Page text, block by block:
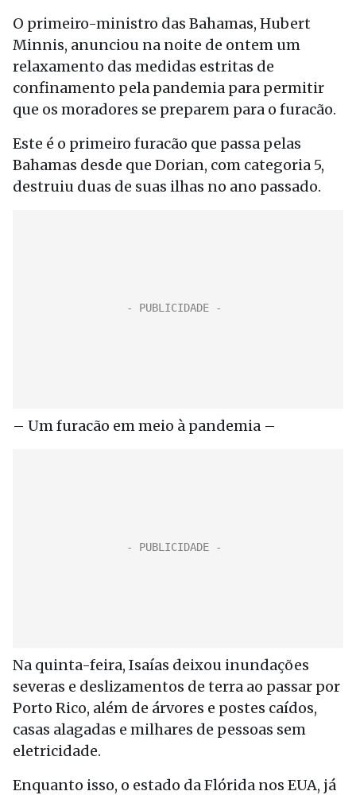
O primeiro-ministro das Bahamas, Hubert
Minnis, anunciou na noite de ontem um
relaxamento das medidas estritas de
confinamento pela pandemia para permitir
que os moradores se preparem para o furacão.
Este é o primeiro furacão que passa pelas
Bahamas desde que Dorian, com categoria 5,
destruiu duas de suas ilhas no ano passado.
– Um furacão em meio à pandemia –
Na quinta-feira, Isaías deixou inundações
severas e deslizamentos de terra ao passar por
Porto Rico, além de árvores e postes caídos,
casas alagadas e milhares de pessoas sem
eletricidade.
Enquanto isso, o estado da Flórida nos EUA, já